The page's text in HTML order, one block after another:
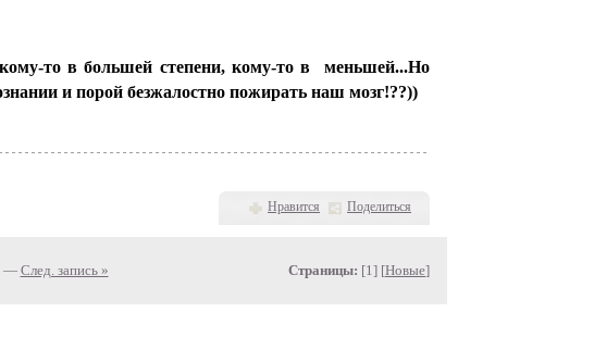
то в большей степени, кому-то в меньшей...Но
и порой безжалостно пожирать наш мозг!??))
Нравится Поделиться
— След. запись » Страницы: [1] [Новые]